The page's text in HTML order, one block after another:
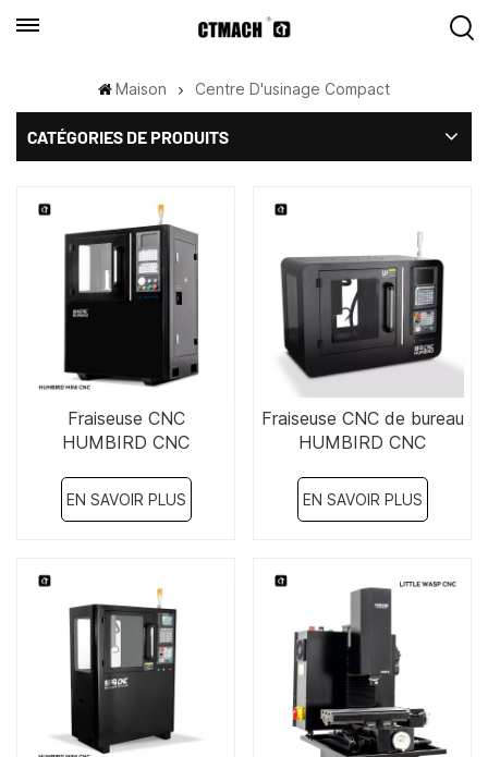
Maison Centre D'usinage Compact
CATÉGORIES DE PRODUITS
Fraiseuse CNC
HUMBIRD CNC
système GSK
EN SAVOIR PLUS
Fraiseuse CNC de bureau
HUMBIRD CNC
EN SAVOIR PLUS